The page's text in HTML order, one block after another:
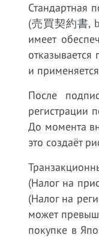
Стандартная
(売買契約書,
имеет
и
После
регистрации
До момента
это создаёт
(Налог на
(Налог на
может
покупке в